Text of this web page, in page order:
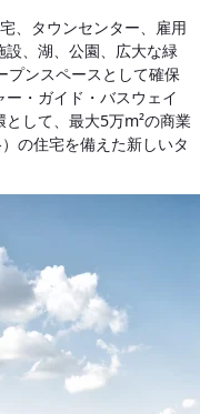
、タウンセンター、雇用
、湖、公園、広大な緑
プンスペースとして確保
・ガイド・バスウェイ
して、最大5万m²の商業
の住宅を備えた新しいタ